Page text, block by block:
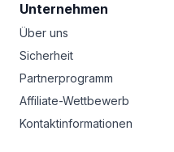
Unternehmen
Über uns
Sicherheit
Partnerprogramm
Affiliate-Wettbewerb
Kontaktinformationen